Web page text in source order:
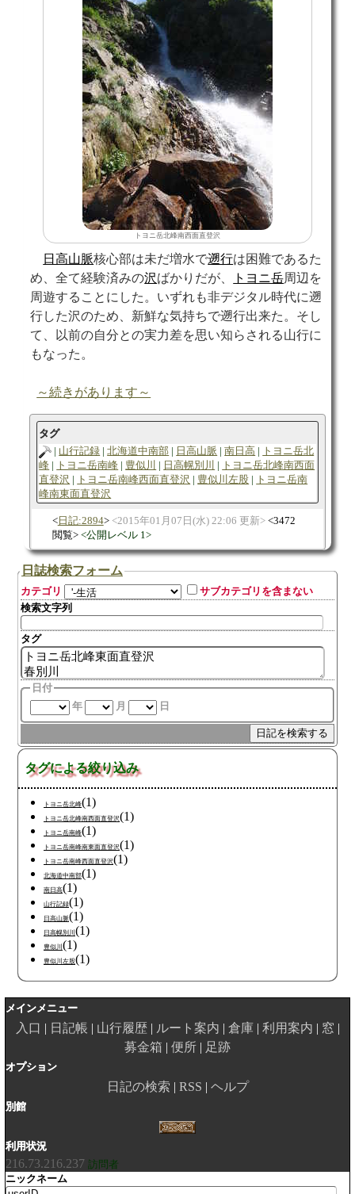
トヨニ岳北峰南西面直登沢
日高山脈核心部は未だ増水で遡行は困難であるた
め、全て経験済みの沢ばかりだが、 トヨニ岳周辺を
周遊することにした。いずれも非デジタル時代に遡
行した沢のため、新鮮な気持ちで遡行出来た。そし
て、以前の自分との実力差を思い知らされる山行に
もなった。
～続きがあります～
タグ
山行記録
北海道中南部 日高山脈 南日高
トヨニ岳北
峰
トヨニ岳南峰 豊似川 日高幌別川
トヨニ岳北峰南西面
直登沢
トヨニ岳南峰西面直登沢 豊似川左股
トヨニ岳南
峰南東面直登沢
日記:2894 2015年01月07日(水) 22:06 更新
3472
閲覧
公開レベル 1
日誌検索フォーム
カテゴリ
サブカテゴリを含まない
検索文字列
タグ
日付
年
月 日
タグによる絞り込み
トヨニ岳北峰(1)
トヨニ岳北峰南西面直登沢(1)
トヨニ岳南峰(1)
トヨニ岳南峰南東面直登沢(1)
トヨニ岳南峰西面直登沢(1)
北海道中南部(1)
南日高(1)
山行記録(1)
日高山脈(1)
日高幌別川(1)
豊似川(1)
豊似川左股(1)
メインメニュー
入口 日記帳 山行履歴 ルート案内 倉庫 利用案内
窓
募金箱
便所 足跡
オプション
日記の検索 RSS ヘルプ
別館
利用状況
216.73.216.237 訪問者
ニックネーム